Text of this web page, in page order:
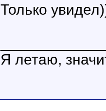
Только
Я летаю,